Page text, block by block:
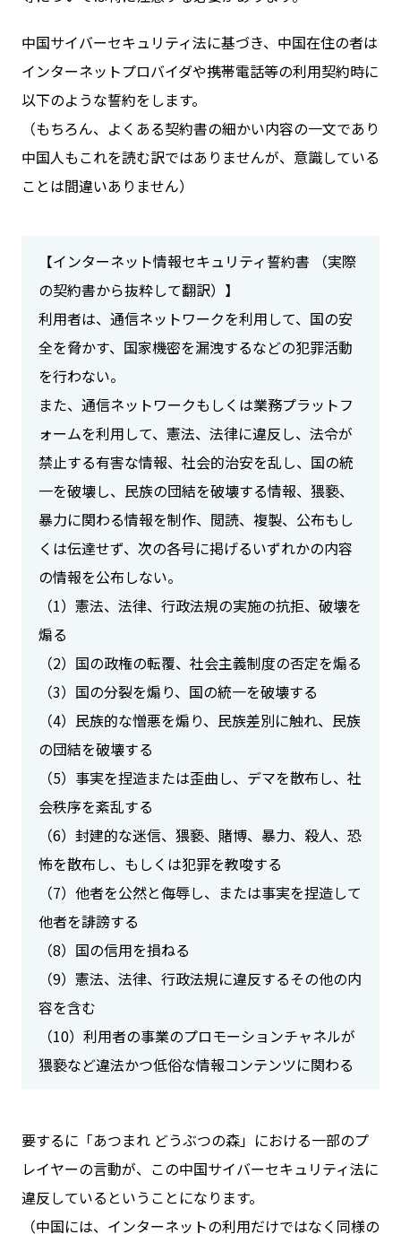
中国サイバーセキュリティ法に基づき、中国在住の者は
インターネットプロバイダや携帯電話等の利用契約時に
以下のような誓約をします。
（もちろん、よくある契約書の細かい内容の一文であり
中国人もこれを読む訳ではありませんが、意識している
ことは間違いありません）
【インターネット情報セキュリティ誓約書 （実際
の契約書から抜粋して翻訳）】
利用者は、通信ネットワークを利用して、国の安
全を脅かす、国家機密を漏洩するなどの犯罪活動
を行わない。
また、通信ネットワークもしくは業務プラットフ
ォームを利用して、憲法、法律に違反し、法令が
禁止する有害な情報、社会的治安を乱し、国の統
一を破壊し、民族の団結を破壊する情報、猥褻、
暴力に関わる情報を制作、閲読、複製、公布もし
くは伝達せず、次の各号に掲げるいずれかの内容
の情報を公布しない。
（1）憲法、法律、行政法規の実施の抗拒、破壊を
煽る
（2）国の政権の転覆、社会主義制度の否定を煽る
（3）国の分裂を煽り、国の統一を破壊する
（4）民族的な憎悪を煽り、民族差別に触れ、民族
の団結を破壊する
（5）事実を捏造または歪曲し、デマを散布し、社
会秩序を紊乱する
（6）封建的な迷信、猥褻、賭博、暴力、殺人、恐
怖を散布し、もしくは犯罪を教唆する
（7）他者を公然と侮辱し、または事実を捏造して
他者を誹謗する
（8）国の信用を損ねる
（9）憲法、法律、行政法規に違反するその他の内
容を含む
（10）利用者の事業のプロモーションチャネルが
猥褻など違法かつ低俗な情報コンテンツに関わる
要するに「あつまれ どうぶつの森」における一部のプ
レイヤーの言動が、この中国サイバーセキュリティ法に
違反しているということになります。
（中国には、インターネットの利用だけではなく同様の